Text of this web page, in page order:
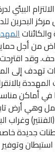
مركز
والكائنات
من أجل
وقد
تهدف إلى
المهددة
في أماكن
وهي أرض
(الفنتير)
جديدة